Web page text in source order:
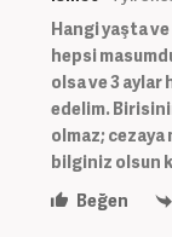
Hangi yaşta
hepsi
olsa ve 3 aylar
edelim.
olmaz;
bilginiz olsun
Beğen